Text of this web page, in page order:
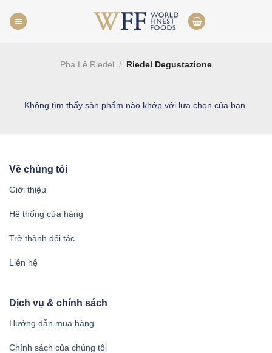
content
Pha Lê Riedel / Riedel Degustazione
Không tìm thấy sản phẩm nào khớp với lựa chọn của bạn.
Về chúng tôi
Giới thiệu
Hệ thống cửa hàng
Trở thành đối tác
Liên hệ
Dịch vụ & chính sách
Hướng dẫn mua hàng
Chính sách của chúng tôi